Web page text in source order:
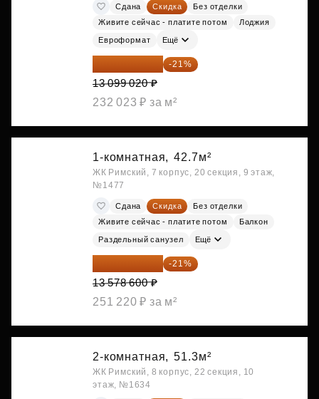
Сдана Скидка
Без отделки
Живите сейчас - платите потом
Лоджия
Евроформат Ещё
10 348 226 ₽ -21%
13 099 020 ₽
232 023 ₽ за м²
1-комнатная, 42.7м²
ЖК Римский, 7 корпус, 20 секция, 9 этаж,
№1477
Сдана Скидка
Без отделки
Живите сейчас - платите потом
Балкон
Раздельный санузел Ещё
10 727 094 ₽ -21%
13 578 600 ₽
251 220 ₽ за м²
2-комнатная, 51.3м²
ЖК Римский, 8 корпус, 22 секция, 10
этаж, №1634